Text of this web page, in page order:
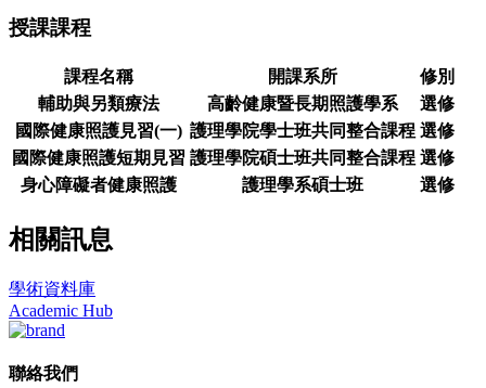
授課課程
課程名稱 開課系所
修別
輔助與另類療法
高齡健康暨長期照護學系
選修
國際健康照護見習(一) 護理學院學士班共同整合課程 選修
國際健康照護短期見習 護理學院碩士班共同整合課程 選修
身心障礙者健康照護
護理學系碩士班 選修
相關訊息
學術資料庫
Academic Hub
聯絡我們